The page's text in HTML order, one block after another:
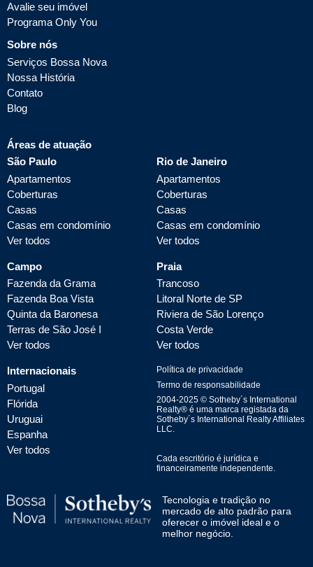
Avalie seu imóvel
Programa Only You
Sobre nós
Serviços Bossa Nova
Nossa História
Contato
Blog
Áreas de atuação
São Paulo
Apartamentos
Coberturas
Casas
Casas em condomínio
Ver todos
Rio de Janeiro
Apartamentos
Coberturas
Casas
Casas em condomínio
Ver todos
Campo
Fazenda da Grama
Fazenda Boa Vista
Quinta da Baronesa
Terras de São José I
Ver todos
Praia
Trancoso
Litoral Norte de SP
Riviera de São Lorenço
Costa Verde
Ver todos
Internacionais
Portugal
Flórida
Uruguai
Espanha
Ver todos
Política de privacidade
Termo de responsabilidade
2004-2025 © Sotheby´s International
Realty® é uma marca registada da
Sotheby´s International Realty Affiliates
LLC.
Cada escritório é jurídica e
financeiramente independente.
Tecnologia e tradição no
mercado de alto padrão para
oferecer o imóvel ideal e o
melhor negócio.